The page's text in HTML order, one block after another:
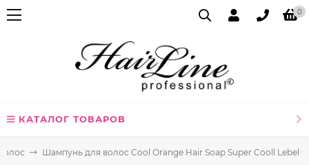
0
КАТАЛОГ ТОВАРОВ
Шампунь для волос Cool Orange Hair Soap Super Cooll Lebel